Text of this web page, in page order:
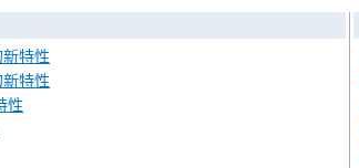
特性
特性
性